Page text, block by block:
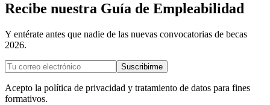
Recibe nuestra Guía de Empleabilidad
Y entérate antes que nadie de las nuevas convocatorias de becas
2026.
Suscribirme
Acepto la política de privacidad y tratamiento de datos para fines
formativos.